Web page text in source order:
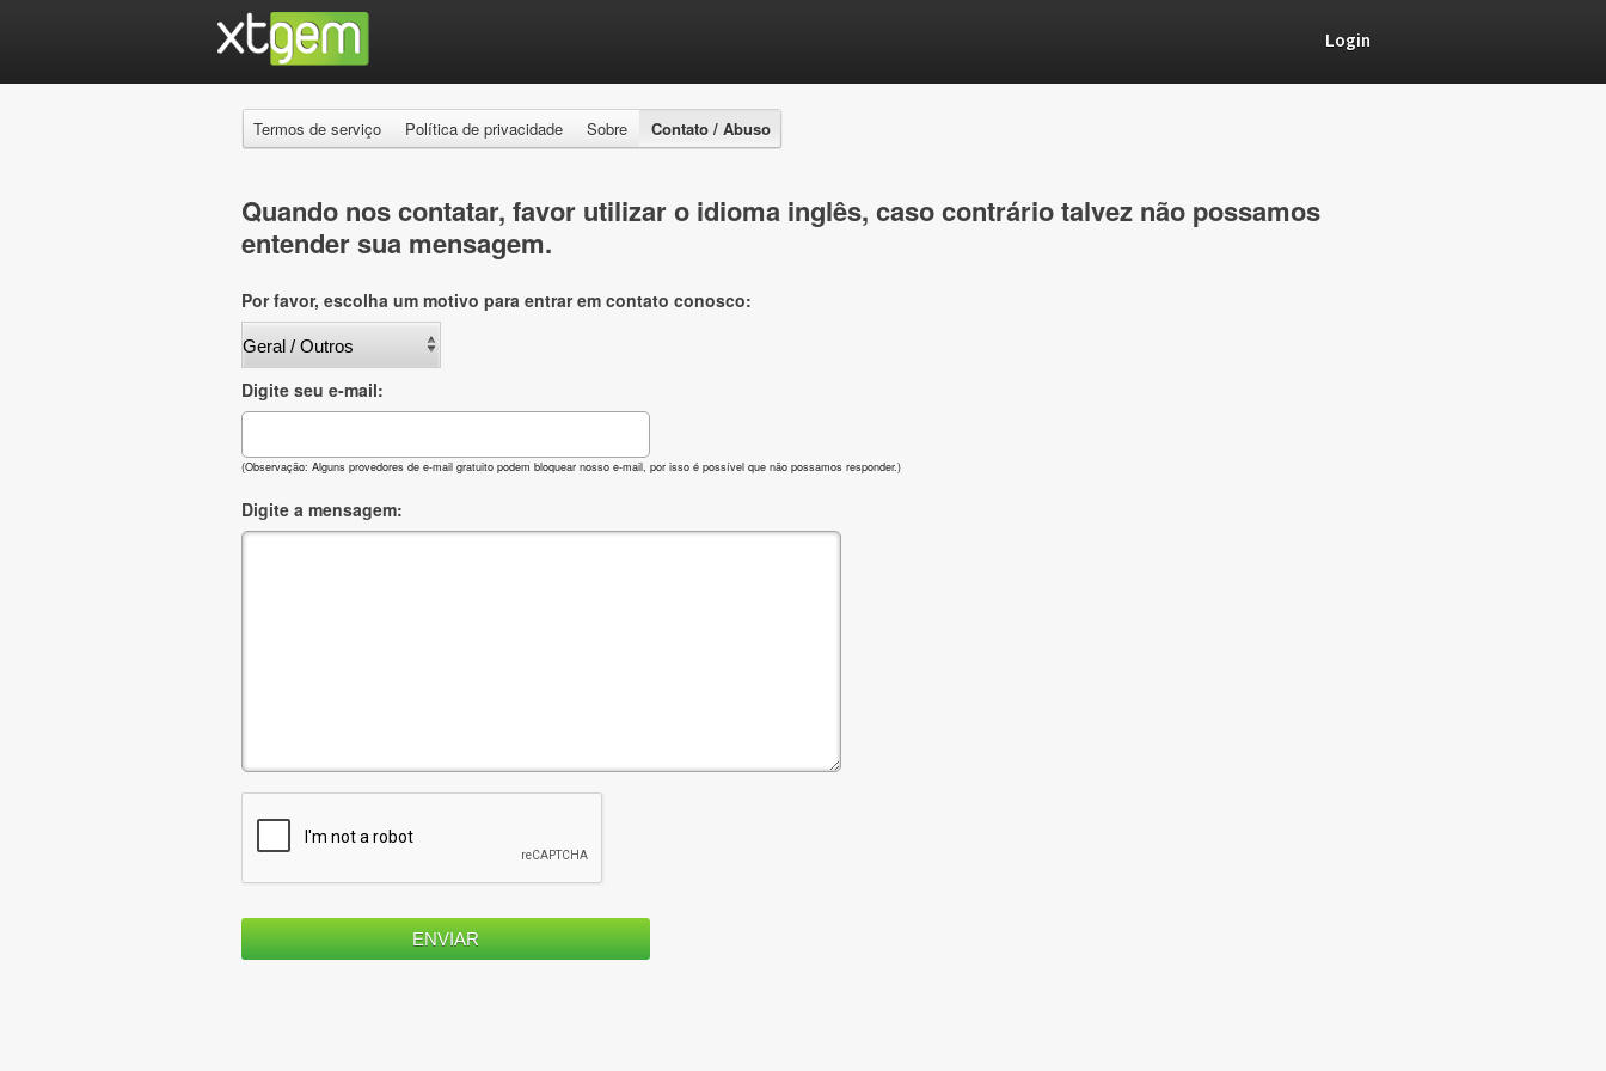
Login
Termos de serviço Política de privacidade Sobre Contato / Abuso
Quando nos contatar, favor utilizar o idioma inglês, caso contrário talvez não possamos
entender sua mensagem.
Por favor, escolha um motivo para entrar em contato conosco:
Digite seu e-mail:
(Observação: Alguns provedores de e-mail gratuito podem bloquear nosso e-mail, por isso é possível que não possamos responder.)
Digite a mensagem: